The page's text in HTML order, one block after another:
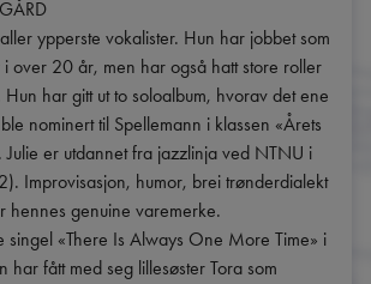
ypperste vokalister. Hun har jobbet som
i over 20 år, men har også hatt store roller
har gitt ut to soloalbum, hvorav det ene
ble nominert til Spellemann i klassen «Årets
Julie er utdannet fra jazzlinja ved NTNU i
Improvisasjon, humor, brei trønderdialekt
hennes genuine varemerke.
singel «There Is Always One More Time» i
har fått med seg lillesøster Tora som